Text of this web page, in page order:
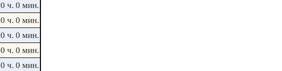
0 ч. 0 мин.
0 ч. 0 мин.
0 ч. 0 мин.
0 ч. 0 мин.
0 ч. 0 мин.